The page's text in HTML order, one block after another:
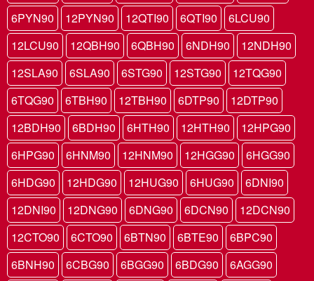
6PYN90
12PYN90 12QTI90 6QTI90
6LCU90
12LCU90
12QBH90 6QBH90 6NDH90
12NDH90
12SLA90
6SLA90 6STG90 12STG90
12TQG90
6TQG90
6TBH90 12TBH90 6DTP90
12DTP90
12BDH90
6BDH90 6HTH90 12HTH90
12HPG90
6HPG90
6HNM90 12HNM90 12HGG90
6HGG90
6HDG90
12HDG90 12HUG90 6HUG90
6DNI90
12DNI90
12DNG90 6DNG90 6DCN90
12DCN90
12CTO90
6CTO90 6BTN90 6BTE90
6BPC90
6BNH90
6CBG90 6BGG90 6BDG90
6AGG90